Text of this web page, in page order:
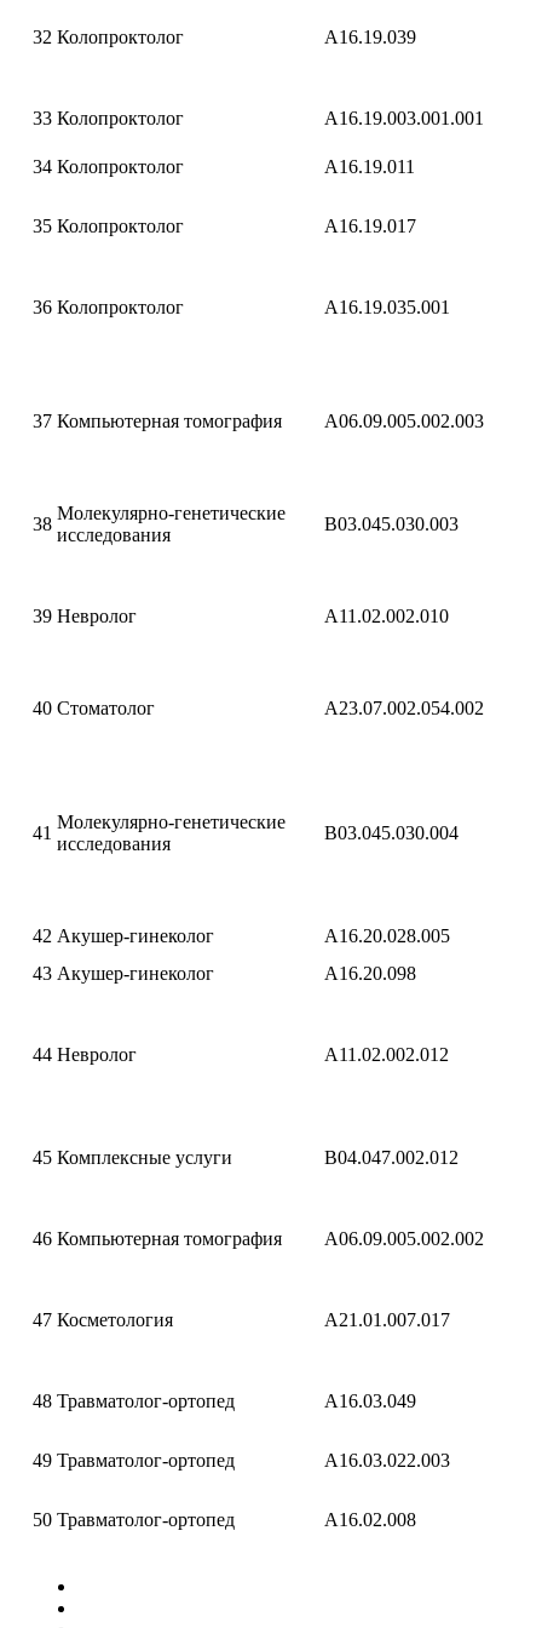
32 Колопроктолог A16.19.039
33 Колопроктолог A16.19.003.001.001
34 Колопроктолог A16.19.011
35 Колопроктолог A16.19.017
36 Колопроктолог A16.19.035.001
37 Компьютерная томография A06.09.005.002.003
38
Молекулярно-генетические
исследования
B03.045.030.003
39 Невролог A11.02.002.010
40 Стоматолог A23.07.002.054.002
41
Молекулярно-генетические
исследования
В03.045.030.004
42 Акушер-гинеколог
A16.20.028.005
43 Акушер-гинеколог A16.20.098
44 Невролог A11.02.002.012
45 Комплексные услуги B04.047.002.012
46 Компьютерная томография A06.09.005.002.002
47 Косметология A21.01.007.017
48 Травматолог-ортопед A16.03.049
49 Травматолог-ортопед A16.03.022.003
50 Травматолог-ортопед A16.02.008